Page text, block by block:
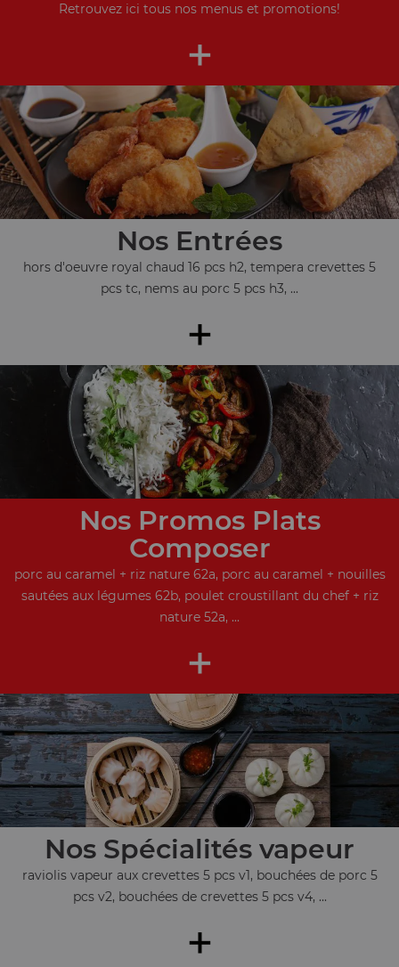
Retrouvez ici tous nos menus et promotions!
+
Nos Entrées
hors d'oeuvre royal chaud 16 pcs h2, tempera crevettes 5
pcs tc, nems au porc 5 pcs h3, ...
+
Nos Promos Plats
Composer
porc au caramel + riz nature 62a, porc au caramel + nouilles
sautées aux légumes 62b, poulet croustillant du chef + riz
nature 52a, ...
+
Nos Spécialités vapeur
raviolis vapeur aux crevettes 5 pcs v1, bouchées de porc 5
pcs v2, bouchées de crevettes 5 pcs v4, ...
+